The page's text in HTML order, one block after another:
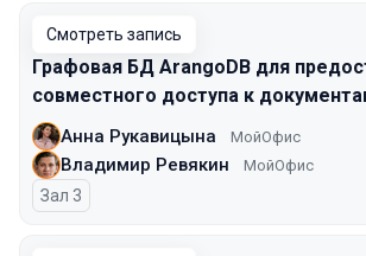
Смотреть запись
Графовая БД ArangoDB для
совместного доступа к
Анна Рукавицына МойОфис
Владимир Ревякин МойОфис
Зал 3